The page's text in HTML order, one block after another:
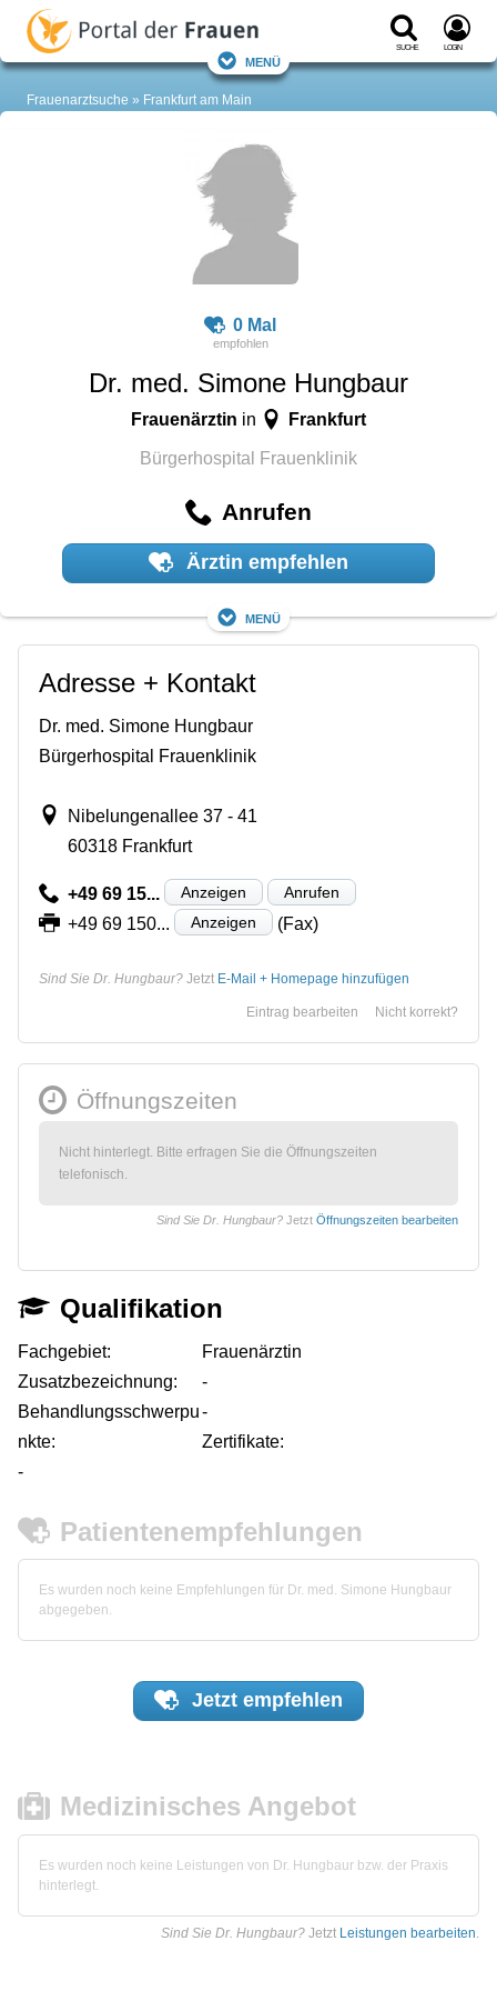
Suche Login
Menü
Frauenarztsuche Frankfurt am Main
0 Mal
Dr. med. Simone Hungbaur
Frauenärztin in Frankfurt
Bürgerhospital Frauenklinik
Anrufen
Ärztin empfehlen
Menü
Adresse + Kontakt
Dr. med. Simone Hungbaur
Bürgerhospital Frauenklinik
Nibelungenallee 37 - 41
60318 Frankfurt
+49 69 15... Anzeigen Anrufen
+49 69 150... Anzeigen (Fax)
Sind Sie Dr. Hungbaur? Jetzt E-Mail + Homepage hinzufügen
Nicht korrekt?
Eintrag bearbeiten
Öffnungszeiten
Nicht hinterlegt. Bitte erfragen Sie die Öffnungszeiten
telefonisch.
Sind Sie Dr. Hungbaur? Jetzt Öffnungszeiten bearbeiten
Qualifikation
Fachgebiet:
Frauenärztin
Zusatzbezeichnung:
-
Behandlungsschwerpu
nkte:
-
Zertifikate:
-
Patientenempfehlungen
Es wurden noch keine Empfehlungen für Dr. med. Simone Hungbaur
abgegeben.
Jetzt empfehlen
Medizinisches Angebot
Es wurden noch keine Leistungen von Dr. Hungbaur bzw. der Praxis
hinterlegt.
Sind Sie Dr. Hungbaur? Jetzt Leistungen bearbeiten.